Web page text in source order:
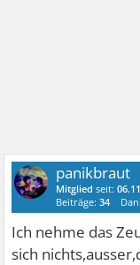
panikbraut
Mitglied seit:
Beiträge:34
Ich nehme das
sich